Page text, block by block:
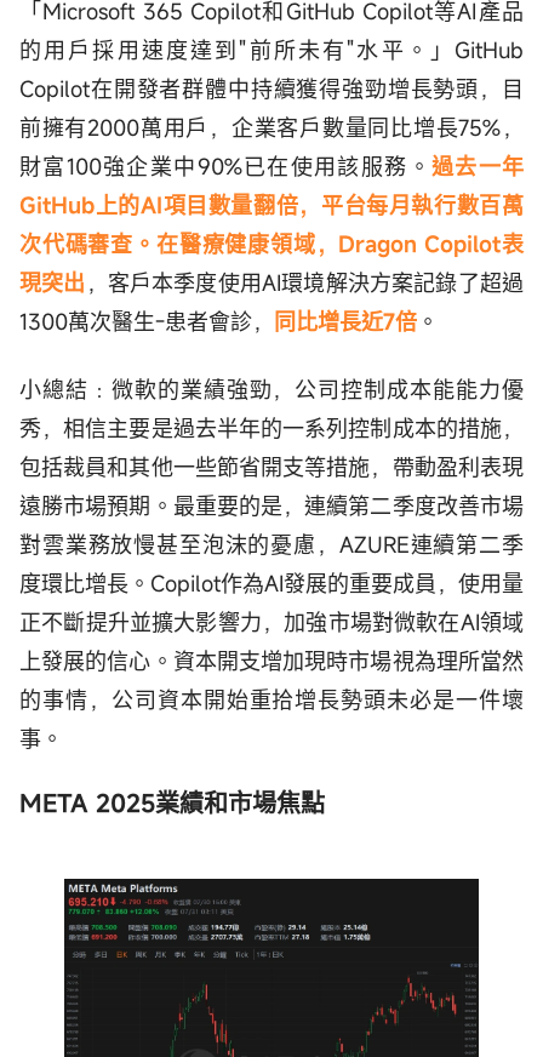
「Microsoft 365 Copilot和GitHub Copilot等AI產品
的用戶採用速度達到"前所未有"水平。」GitHub
Copilot在開發者群體中持續獲得強勁增長勢頭，目
前擁有2000萬用戶，企業客戶數量同比增長75%，
財富100強企業中90%已在使用該服務。 過去一年
GitHub上的AI項目數量翻倍，平台每月執行數百萬
次代碼審查。在醫療健康領域，Dragon Copilot表
現突出 ，客戶本季度使用AI環境解決方案記錄了超過
1300萬次醫生-患者會診， 同比增長近7倍 。
小總結﹕微軟的業績強勁，公司控制成本能能力優
秀，相信主要是過去半年的一系列控制成本的措施，
包括裁員和其他一些節省開支等措施，帶動盈利表現
遠勝市場預期。最重要的是，連續第二季度改善市場
對雲業務放慢甚至泡沫的憂慮，AZURE連續第二季
度環比增長。Copilot作為AI發展的重要成員，使用量
正不斷提升並擴大影響力，加強市場對微軟在AI領域
上發展的信心。資本開支增加現時市場視為理所當然
的事情，公司資本開始重拾增長勢頭未必是一件壞
事。
META 2025業績和市場焦點